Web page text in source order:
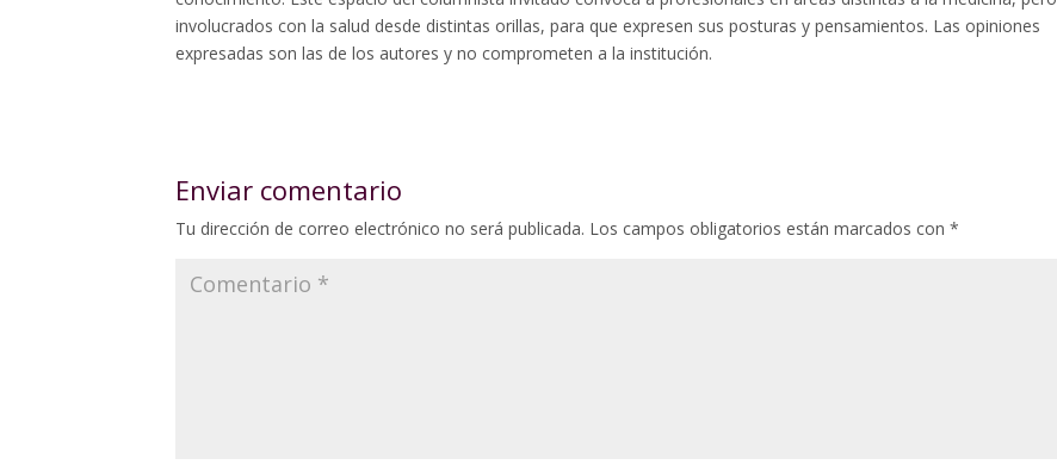
involucrados con la salud desde distintas orillas, para que expresen sus posturas y pensamientos. Las opiniones
expresadas son las de los autores y no comprometen a la institución.
Enviar comentario
Tu dirección de correo electrónico no será publicada. Los campos obligatorios están marcados con *